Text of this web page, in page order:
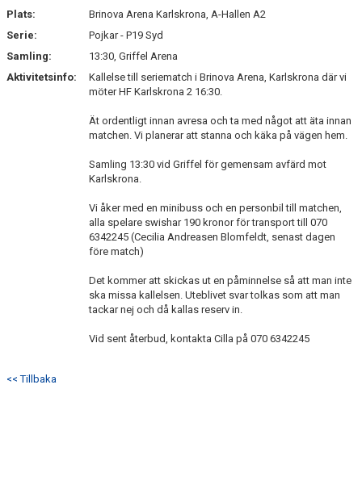
DOKUMENT
VÅRA LAG
Plats:
Brinova Arena Karlskrona, A-Hallen A2
Serie:
Pojkar - P19 Syd
Samling:
13:30, Griffel Arena
Aktivitetsinfo:
Kallelse till seriematch i Brinova Arena, Karlskrona där vi
möter HF Karlskrona 2 16:30.
Ät ordentligt innan avresa och ta med något att äta innan
matchen. Vi planerar att stanna och käka på vägen hem.
Samling 13:30 vid Griffel för gemensam avfärd mot
Karlskrona.
Vi åker med en minibuss och en personbil till matchen,
alla spelare swishar 190 kronor för transport till 070
6342245 (Cecilia Andreasen Blomfeldt, senast dagen
före match)
Det kommer att skickas ut en påminnelse så att man inte
ska missa kallelsen. Uteblivet svar tolkas som att man
tackar nej och då kallas reserv in.
Vid sent återbud, kontakta Cilla på 070 6342245
<< Tillbaka